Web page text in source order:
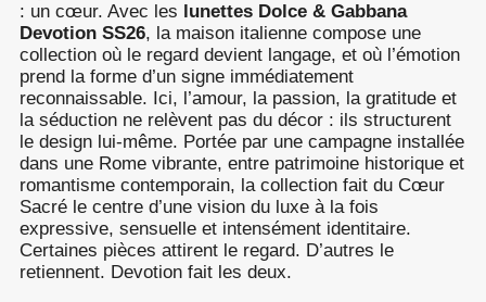
: un cœur. Avec les lunettes Dolce & Gabbana
Devotion SS26, la maison italienne compose une
collection où le regard devient langage, et où l’émotion
prend la forme d’un signe immédiatement
reconnaissable. Ici, l’amour, la passion, la gratitude et
la séduction ne relèvent pas du décor : ils structurent
le design lui-même. Portée par une campagne installée
dans une Rome vibrante, entre patrimoine historique et
romantisme contemporain, la collection fait du Cœur
Sacré le centre d’une vision du luxe à la fois
expressive, sensuelle et intensément identitaire.
Certaines pièces attirent le regard. D’autres le
retiennent. Devotion fait les deux.